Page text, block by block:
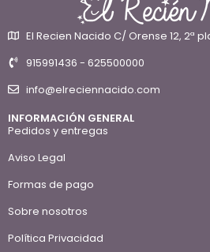
El Recien Nacido C/ Orense 12, 2ª
915991436 - 625500000
info@elreciennacido.com
INFORMACIÓN GENERAL
Pedidos y entregas
Aviso Legal
Formas de pago
Sobre nosotros
Política Privacidad